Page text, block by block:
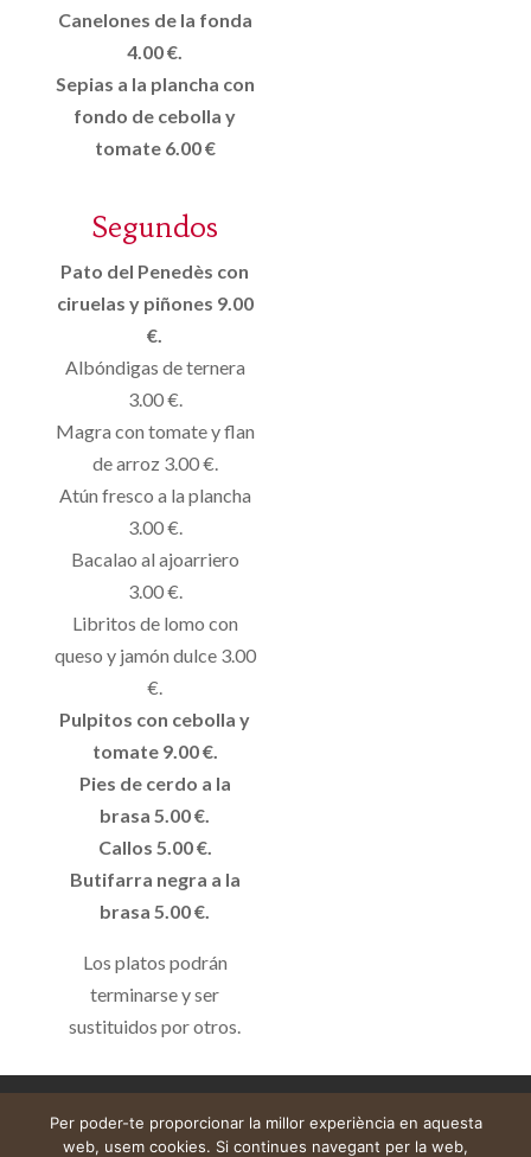
Canelones de la fonda
4.00 €.
Sepias a la plancha con
fondo de cebolla y
tomate 6.00 €
Segundos
Pato del Penedès con
ciruelas y piñones 9.00
€.
Albóndigas de ternera
3.00 €.
Magra con tomate y flan
de arroz 3.00 €.
Atún fresco a la plancha
3.00 €.
Bacalao al ajoarriero
3.00 €.
Libritos de lomo con
queso y jamón dulce 3.00
€.
Pulpitos con cebolla y
tomate 9.00 €.
Pies de cerdo a la
brasa 5.00 €.
Callos 5.00 €.
Butifarra negra a la
brasa 5.00 €.
Los platos podrán
terminarse y ser
sustituidos por otros.
Per poder-te proporcionar la millor experiència en aquesta
web, usem cookies. Si continues navegant per la web,